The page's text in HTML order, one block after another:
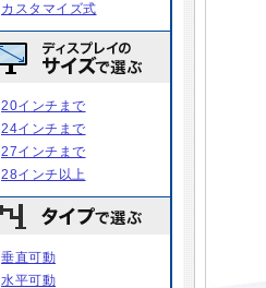
カスタマイズ式
20インチまで
24インチまで
27インチまで
28インチ以上
垂直可動
水平可動